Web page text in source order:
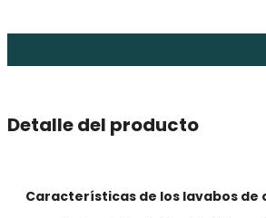
Detalle del producto
Características de los lavabos de